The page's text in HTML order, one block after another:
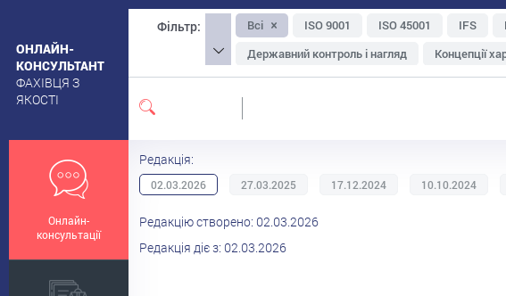
ОНЛАЙН-
КОНСУЛЬТАНТ
ФАХІВЦЯ З
ЯКОСТІ
Онлайн-
консультації
Фільтр: Всі ISO 9001 ISO 45001 IFS
Державний контроль і нагляд
Концепції
Упаковка та маркування
Зберігання і
Безпечність сировини
Редакція:
02.03.2026 27.03.2025 17.12.2024 10.10.2024
Редакцію створено: 02.03.2026
Редакція діє з: 02.03.2026